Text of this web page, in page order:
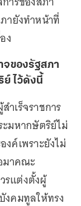
ายังทำหน้าที่
ง
ของรัฐสภา
ไว้ดังนี้
เร็จราชการ
มหากษัตริย์ไม่
ค์เพราะยังไม่
มาคณะ
รแต่งตั้งผู้
งคมทูลให้ทรง